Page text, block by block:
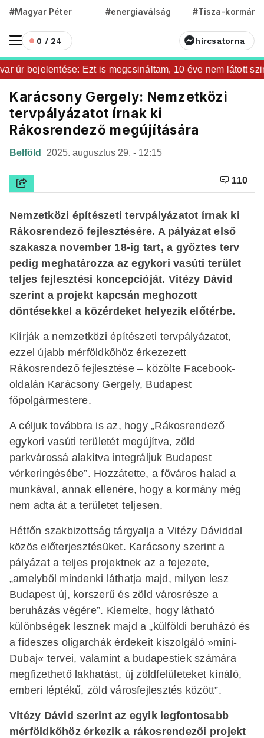
#Magyar Péter #energiaválság #Tisza-kormány
0 / 24 hírcsatorna
úr bejelentése: Ezt is megcsináltam, 10 éve nem látott
Karácsony Gergely: Nemzetközi
tervpályázatot írnak ki
Rákosrendező megújítására
Belföld 2025. augusztus 29. - 12:15
110
Nemzetközi építészeti tervpályázatot írnak ki
Rákosrendező fejlesztésére. A pályázat első
szakasza november 18-ig tart, a győztes terv
pedig meghatározza az egykori vasúti terület
teljes fejlesztési koncepcióját. Vitézy Dávid
szerint a projekt kapcsán meghozott
döntésekkel a közérdeket helyezik előtérbe.
Kiírják a nemzetközi építészeti tervpályázatot,
ezzel újabb mérföldkőhöz érkezezett
Rákosrendező fejlesztése – közölte Facebook-
oldalán Karácsony Gergely, Budapest
főpolgármestere.
A céljuk továbbra is az, hogy „Rákosrendező
egykori vasúti területét megújítva, zöld
parkvárossá alakítva integráljuk Budapest
vérkeringésébe”. Hozzátette, a főváros halad a
munkával, annak ellenére, hogy a kormány még
nem adta át a területet teljesen.
Hétfőn szakbizottság tárgyalja a Vitézy Dáviddal
közös előterjesztésüket. Karácsony szerint a
pályázat a teljes projektnek az a fejezete,
„amelyből mindenki láthatja majd, milyen lesz
Budapest új, korszerű és zöld városrésze a
beruházás végére”. Kiemelte, hogy látható
különbségek lesznek majd a „külföldi beruházó és
a fideszes oligarchák érdekeit kiszolgáló »mini-
Dubaj« tervei, valamint a budapestiek számára
megfizethető lakhatást, új zöldfelületeket kínáló,
emberi léptékű, zöld városfejlesztés között”.
Vitézy Dávid szerint az egyik legfontosabb
mérföldkőhöz érkezik a rákosrendezői projekt